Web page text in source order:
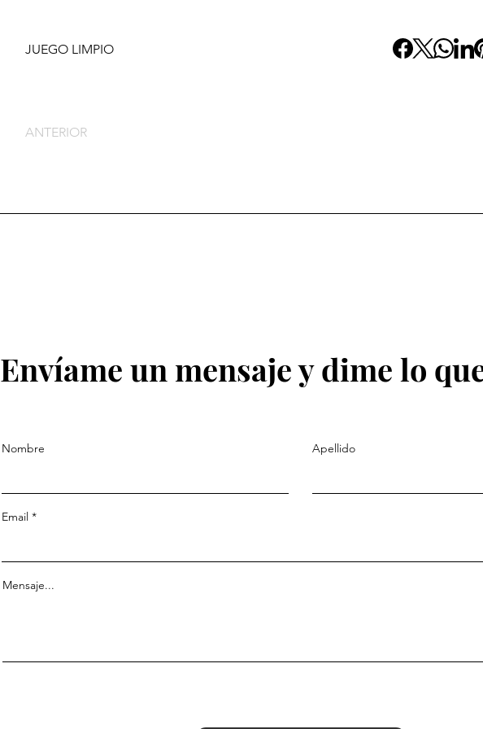
JUEGO LIMPIO
ANTERIOR
Envíame un mensaje y dime lo
Nombre Apellido
Email
Mensaje...